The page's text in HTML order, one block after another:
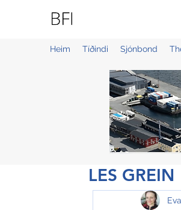
Heim Tíðindi Sjónbond
LES GREIN